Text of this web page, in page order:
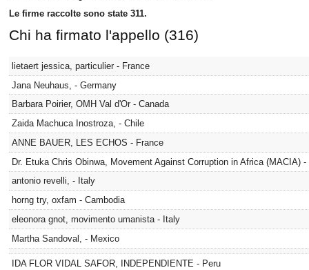
Le firme raccolte sono state 311.
Chi ha firmato l'appello (316)
lietaert jessica, particulier - France
Jana Neuhaus, - Germany
Barbara Poirier, OMH Val d'Or - Canada
Zaida Machuca Inostroza, - Chile
ANNE BAUER, LES ECHOS - France
Dr. Etuka Chris Obinwa, Movement Against Corruption in Africa (MACIA)
antonio revelli, - Italy
horng try, oxfam - Cambodia
eleonora gnot, movimento umanista - Italy
Martha Sandoval, - Mexico
IDA FLOR VIDAL SAFOR, INDEPENDIENTE - Peru